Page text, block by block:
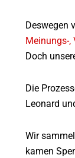
Deswegen
Meinungs-,
Doch
Die
Leonard
Wir
kamen